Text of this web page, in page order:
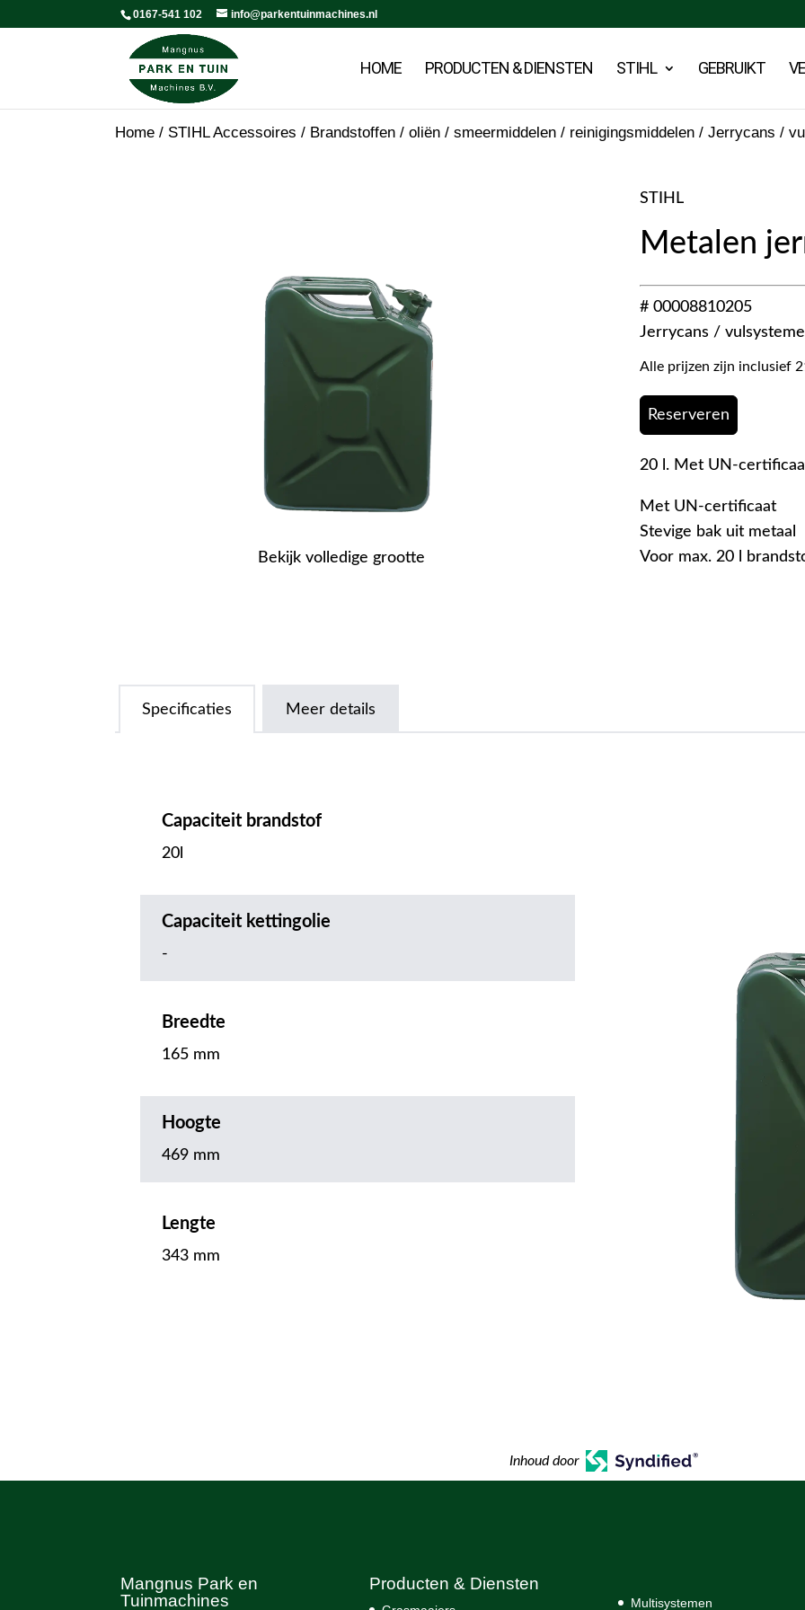
0167-541 102 info@parkentuinmachines.nl
HOME PRODUCTEN & DIENSTEN STIHL GEBRUIKT
Home / STIHL Accessoires / Brandstoffen / oliën / smeermiddelen / reinigingsmiddelen / Jerrycans /
Bekijk volledige grootte
STIHL
Metalen
# 00008810205
Jerrycans /
Alle prijzen zijn inclusief
Reserveren
20 l. Met UN-
Met UN-certificaat
Stevige bak uit metaal
Voor max. 20 l
Specificaties Meer details
Capaciteit brandstof
20l
Capaciteit kettingolie
-
Breedte
165 mm
Hoogte
469 mm
Lengte
343 mm
Inhoud door
Mangnus Park en
Tuinmachines
Producten & Diensten
Multisystemen